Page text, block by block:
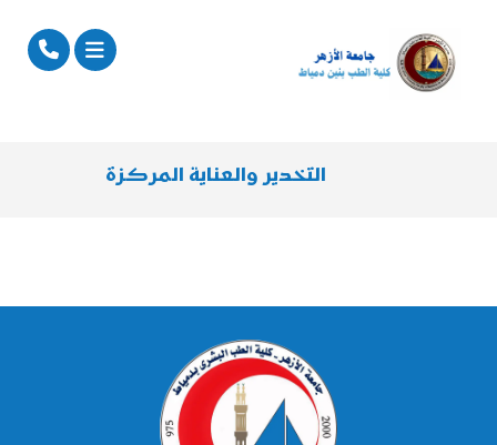
التخدير والعناية المركزة